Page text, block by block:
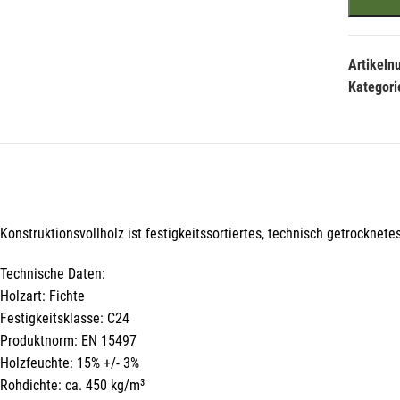
Konstruktionsvollholz ist festigkeitssortiertes, technisch
Technische Daten:
Holzart: Fichte
Festigkeitsklasse: C24
Produktnorm: EN 15497
Holzfeuchte: 15% +/- 3%
Rohdichte: ca. 450 kg/m³